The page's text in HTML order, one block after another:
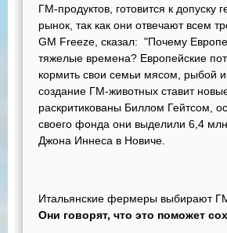
ГМ-продуктов, готовится к
рынок, так как они отвечают всем
GM Freeze, сказал: "Почему
тяжелые времена? Европейские
кормить свои семьи мясом, рыбой
создание ГМ-животных ставит
раскритикованы Биллом Гейтсом,
своего фонда они выделили 6,4
Джона Иннеса в Новиче.
Итальянские фермеры выбирают
Они говорят, что это поможет